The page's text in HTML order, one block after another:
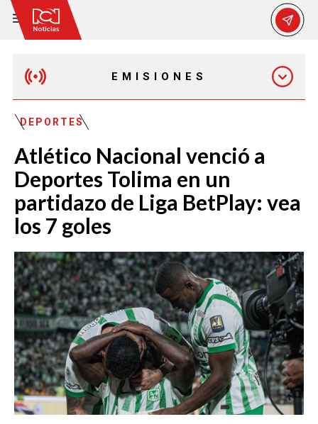
EMISIONES
EMISIÓN 12:30 PM
EMISIÓN 7:00 PM
EMISIÓN 11:30 PM
DEPORTES
Atlético Nacional venció a
Deportes Tolima en un
partidazo de Liga BetPlay: vea
los 7 goles